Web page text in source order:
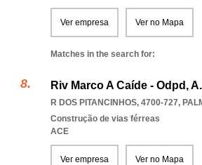
Ver empresa Ver no Mapa
Matches in the search for:
Riv Marco A Caíde - Odpd,
R DOS PITANCINHOS, 4700-727,
Construção de vias férreas
ACE
Ver empresa Ver no Mapa